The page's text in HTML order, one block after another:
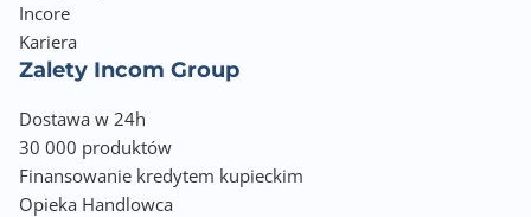
Incore
Kariera
Zalety Incom Group
Dostawa w 24h
30 000 produktów
Finansowanie kredytem kupieckim
Opieka Handlowca